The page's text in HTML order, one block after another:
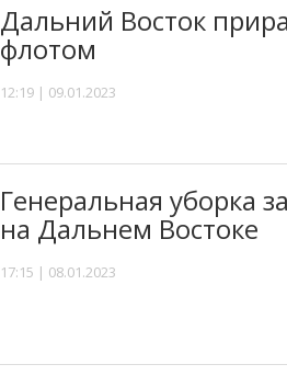
Дальний Восток
флотом
12:19 | 09.01.2023
Генеральная уборка
на Дальнем Востоке
17:15 | 08.01.2023